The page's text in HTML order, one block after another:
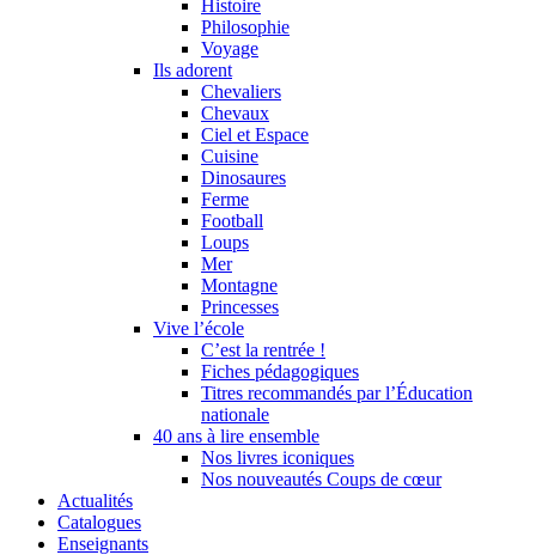
Histoire
Philosophie
Voyage
Ils adorent
Chevaliers
Chevaux
Ciel et Espace
Cuisine
Dinosaures
Ferme
Football
Loups
Mer
Montagne
Princesses
Vive l’école
C’est la rentrée !
Fiches pédagogiques
Titres recommandés par l’Éducation
nationale
40 ans à lire ensemble
Nos livres iconiques
Nos nouveautés Coups de cœur
Actualités
Catalogues
Enseignants